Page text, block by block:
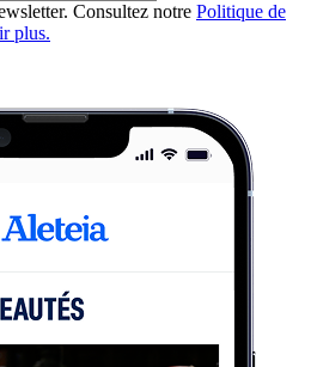
Consultez notre Politique de
plus.